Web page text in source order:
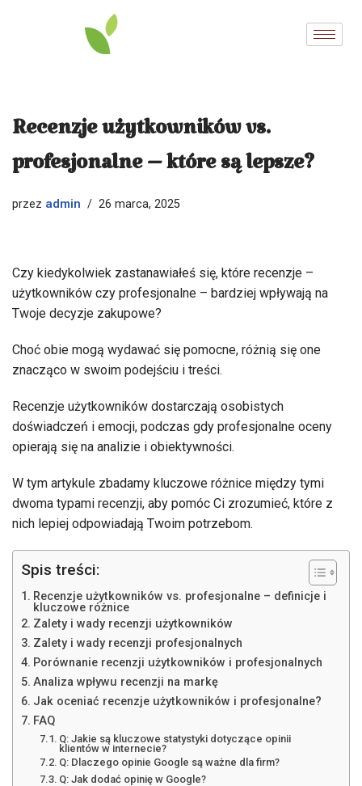
Recenzje użytkowników vs.
profesjonalne – które są lepsze?
przez admin 26 marca, 2025
Czy kiedykolwiek zastanawiałeś się, które recenzje –
użytkowników czy profesjonalne – bardziej wpływają na
Twoje decyzje zakupowe?
Choć obie mogą wydawać się pomocne, różnią się one
znacząco w swoim podejściu i treści.
Recenzje użytkowników dostarczają osobistych
doświadczeń i emocji, podczas gdy profesjonalne oceny
opierają się na analizie i obiektywności.
W tym artykule zbadamy kluczowe różnice między tymi
dwoma typami recenzji, aby pomóc Ci zrozumieć, które z
nich lepiej odpowiadają Twoim potrzebom.
Spis treści:
Recenzje użytkowników vs. profesjonalne – definicje i
kluczowe różnice
Zalety i wady recenzji użytkowników
Zalety i wady recenzji profesjonalnych
Porównanie recenzji użytkowników i profesjonalnych
Analiza wpływu recenzji na markę
Jak oceniać recenzje użytkowników i profesjonalne?
FAQ
Q: Jakie są kluczowe statystyki dotyczące opinii
klientów w internecie?
Q: Dlaczego opinie Google są ważne dla firm?
Q: Jak dodać opinię w Google?